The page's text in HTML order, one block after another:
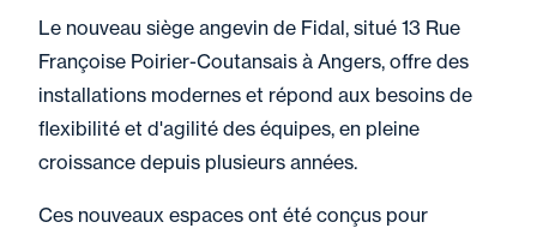
Le nouveau siège angevin de Fidal, situé 13 Rue
Françoise Poirier-Coutansais à Angers, offre des
installations modernes et répond aux besoins de
flexibilité et d'agilité des équipes, en pleine
croissance depuis plusieurs années.
Ces nouveaux espaces ont été conçus pour